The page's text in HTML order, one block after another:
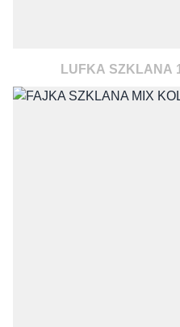
LUFKA SZKLANA